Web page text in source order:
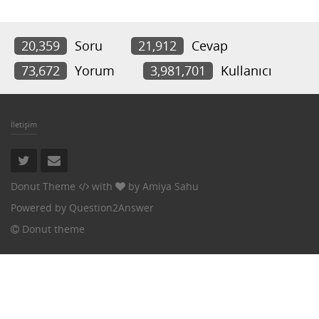
20,359 Soru 21,912
Cevap
73,672
Yorum 3,981,701 Kullanıcı
İletişim
Donut Theme with by Amiya Sahu
Powered by Question2Answer
Donut theme